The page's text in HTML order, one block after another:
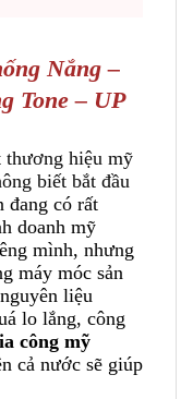
Nắng –
Tone – UP
thương hiệu mỹ
biết bắt đầu
đang có rất
doanh mỹ
mình, nhưng
máy móc sản
liệu
lo lắng, công
công mỹ
cả nước sẽ giúp